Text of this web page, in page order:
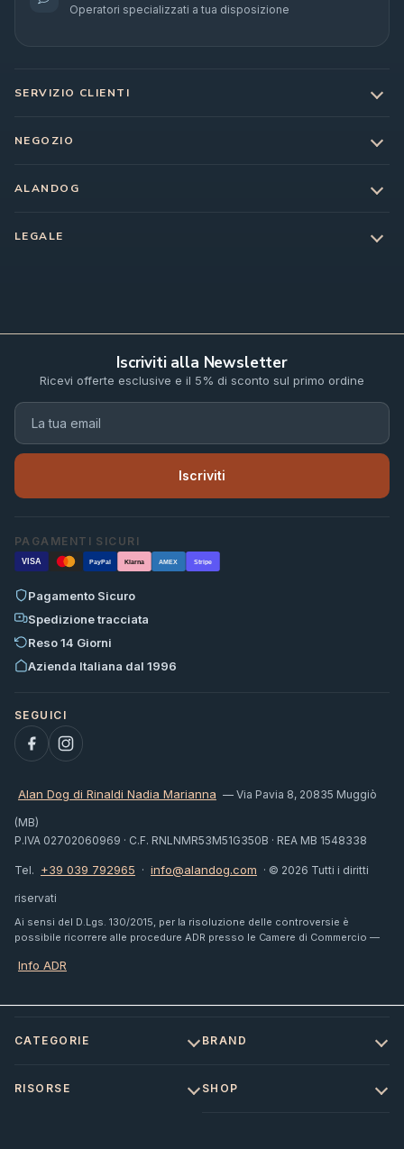
Operatori specializzati a tua disposizione
SERVIZIO CLIENTI
NEGOZIO
ALANDOG
LEGALE
Iscriviti alla Newsletter
Ricevi offerte esclusive e il 5% di sconto sul primo ordine
Iscriviti
PAGAMENTI SICURI
VISA PayPal Klarna AMEX Stripe
Pagamento Sicuro
Spedizione tracciata
Reso 14 Giorni
Azienda Italiana dal 1996
Alan Dog di Rinaldi Nadia Marianna — Via Pavia 8, 20835 Muggiò
(MB)
P.IVA 02702060969 · C.F. RNLNMR53M51G350B · REA MB 1548338
Tel. +39 039 792965 · info@alandog.com · © 2026 Tutti i diritti
riservati
Ai sensi del D.Lgs. 130/2015, per la risoluzione delle controversie è
possibile ricorrere alle procedure ADR presso le Camere di Commercio —
Info ADR
CATEGORIE BRAND
RISORSE SHOP